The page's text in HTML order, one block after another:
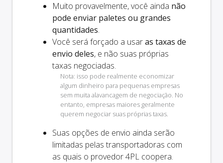
Muito provavelmente, você ainda não
pode enviar paletes ou grandes
quantidades.
Você será forçado a usaras taxas de
envio deles, e não suas próprias
taxas negociadas.
Nota: isso pode realmente economizar
algum dinheiro para pequenas empresas
sem muita alavancagem de negociação. No
entanto, empresas maiores geralmente
querem negociar suas próprias taxas.
Suas opções de envio ainda serão
limitadas pelas transportadoras com
as quais o provedor 4PL coopera.